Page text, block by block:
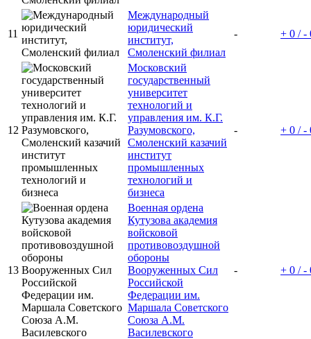
11
Международный
юридический
институт,
Смоленский филиал
- + 0 / -
12
Московский
государственный
университет
технологий и
управления им. К.Г.
Разумовского,
Смоленский казачий
институт
промышленных
технологий и
бизнеса
- + 0 / -
13
Военная ордена
Кутузова академия
войсковой
противовоздушной
обороны
Вооруженных Сил
Российской
Федерации им.
Маршала Советского
Союза А.М.
Василевского
- + 0 / -